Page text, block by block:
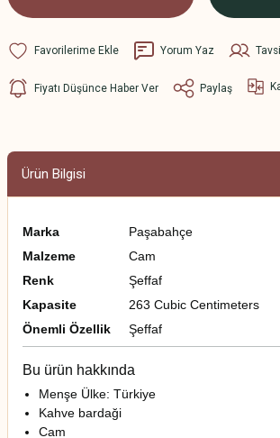
Yorum Yaz
Fiyatı Düşünce Haber Ver Paylaş
Ürün Bilgisi
Marka
Paşabahçe
Malzeme
Cam
Renk
Şeffaf
Kapasite
263 Cubic Centimeters
Önemli Özellik
Şeffaf
Bu ürün hakkında
Menşe Ülke: Türkiye
Kahve bardaği
Cam